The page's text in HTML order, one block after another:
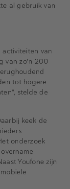
al gebruik van
activiteiten van
van zo'n 200
tot hogere
stelde de
keek de
onderzoek
Youfone zijn